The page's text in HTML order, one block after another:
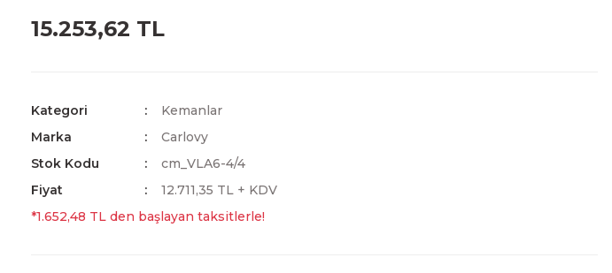
15.253,62 TL
Kategori
Kemanlar
Marka
Carlovy
Stok Kodu
cm_VLA6-4/4
Fiyat
12.711,35 TL + KDV
*1.652,48 TL den başlayan taksitlerle!